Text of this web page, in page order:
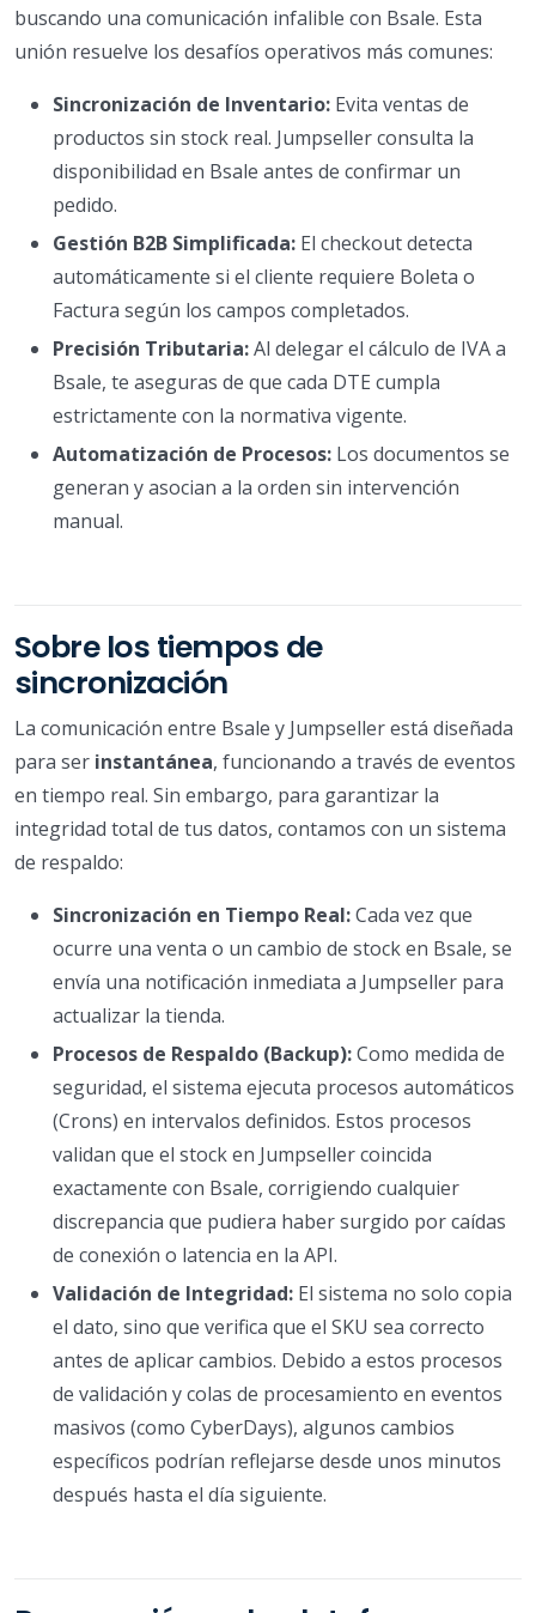
buscando una comunicación infalible con Bsale. Esta
unión resuelve los desafíos operativos más comunes:
Sincronización de Inventario: Evita ventas de
productos sin stock real. Jumpseller consulta la
disponibilidad en Bsale antes de confirmar un
pedido.
Gestión B2B Simplificada: El checkout detecta
automáticamente si el cliente requiere Boleta o
Factura según los campos completados.
Precisión Tributaria:Al delegar el cálculo de IVA a
Bsale, te aseguras de que cada DTE cumpla
estrictamente con la normativa vigente.
Automatización de Procesos: Los documentos se
generan y asocian a la orden sin intervención
manual.
Sobre los tiempos de
sincronización
La comunicación entre Bsale y Jumpseller está diseñada
para ser instantánea, funcionando a través de eventos
en tiempo real. Sin embargo, para garantizar la
integridad total de tus datos, contamos con un sistema
de respaldo:
Sincronización en Tiempo Real:Cada vez que
ocurre una venta o un cambio de stock en Bsale, se
envía una notificación inmediata a Jumpseller para
actualizar la tienda.
Procesos de Respaldo (Backup):Como medida de
seguridad, el sistema ejecuta procesos automáticos
(Crons) en intervalos definidos. Estos procesos
validan que el stock en Jumpseller coincida
exactamente con Bsale, corrigiendo cualquier
discrepancia que pudiera haber surgido por caídas
de conexión o latencia en la API.
Validación de Integridad: El sistema no solo copia
el dato, sino que verifica que el SKU sea correcto
antes de aplicar cambios. Debido a estos procesos
de validación y colas de procesamiento en eventos
masivos (como CyberDays), algunos cambios
específicos podrían reflejarse desde unos minutos
después hasta el día siguiente.